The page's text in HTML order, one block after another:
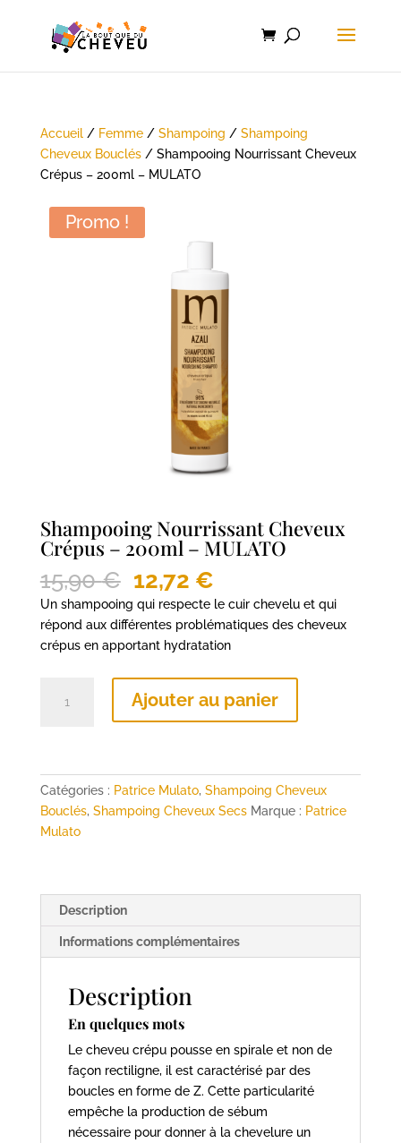
Accueil/ Femme/ Shampoing / Shampoing
Cheveux Bouclés/ Shampooing Nourrissant Cheveux
Crépus – 200ml – MULATO
Promo !
Shampooing Nourrissant Cheveux
Crépus – 200ml – MULATO
15,90€ Le
prix
initial
était :
15,90 €.
12,72 €Le
prix
actuel
est :
Un shampooing qui respecte le cuir chevelu et qui
répond aux différentes problématiques des cheveux
crépus en apportant hydratation
Crépus
-
200ml
Ajouter au panier
Catégories : Patrice Mulato, Shampoing Cheveux
Bouclés, Shampoing Cheveux Secs Marque : Patrice
Mulato
Description
Informations complémentaires
Description
En quelques mots
Le cheveu crépu pousse en spirale et non de
façon rectiligne, il est caractérisé par des
boucles en forme de Z. Cette particularité
empêche la production de sébum
nécessaire pour donner à la chevelure un